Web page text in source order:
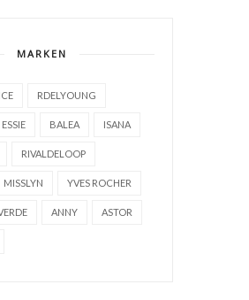
MARKEN
RDELYOUNG
ESSIE BALEA ISANA
RIVALDELOOP
MISSLYN YVES ROCHER
ANNY ASTOR